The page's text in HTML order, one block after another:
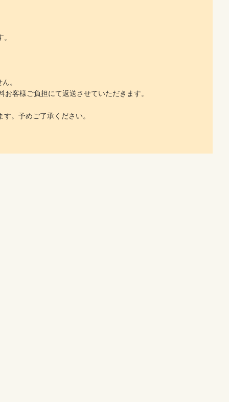
。
客様ご負担にて返送させていただきます。
。予めご了承ください。